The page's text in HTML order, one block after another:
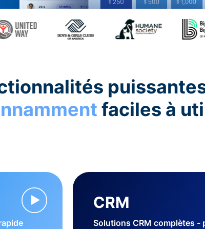
faciles à
CRM
Solutions CRM complètes -